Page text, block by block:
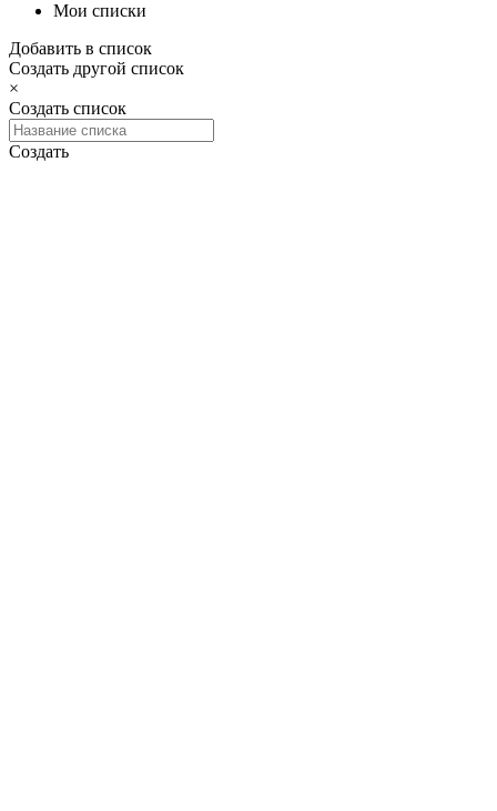
Мои списки
Добавить в список
Создать другой список
×
Создать список
Создать